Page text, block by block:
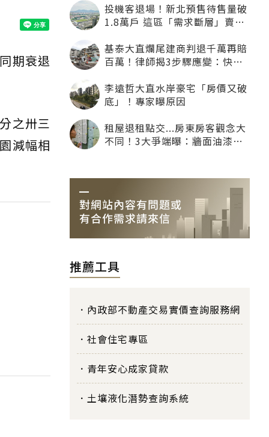
期衰退
之卅三
減幅相
投機客退場！新北預售待售量破
1.8萬戶 這區「需求斷層」賣壓
基泰大直爛尾建商判退千萬再賠
百萬！律師揭3步驟應變：快通
李遠哲大直水岸豪宅「房價又破
底」！專家曝原因
租屋退租點交...房東房客觀念大
不同！3大爭端曝：牆面油漆、
推薦工具
內政部不動產交易實價查詢服務網
社會住宅專區
青年安心成家貸款
土壤液化潛勢查詢系統